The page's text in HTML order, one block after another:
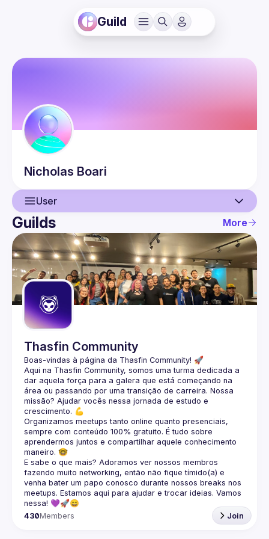
Guild
Nicholas Boari
User
User
Guilds
Guilds More
Thasfin Community
Boas-vindas à página da Thasfin Community! 🚀
Aqui na Thasfin Community, somos uma turma dedicada a
dar aquela força para a galera que está começando na
área ou passando por uma transição de carreira. Nossa
missão? Ajudar vocês nessa jornada de estudo e
crescimento. 💪
Organizamos meetups tanto online quanto presenciais,
sempre com conteúdo 100% gratuito. É tudo sobre
aprendermos juntos e compartilhar aquele conhecimento
maneiro. 🤓
E sabe o que mais? Adoramos ver nossos membros
fazendo muito networking, então não fique tímido(a) e
venha bater um papo conosco durante nossos breaks nos
meetups. Estamos aqui para ajudar e trocar ideias. Vamos
nessa! 💜🚀😄
430Members Join